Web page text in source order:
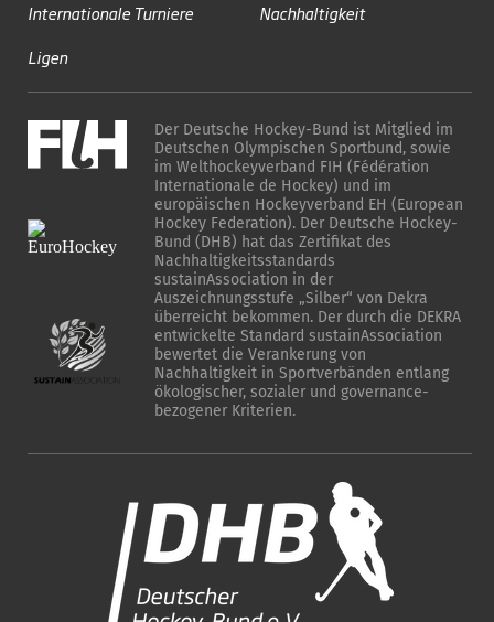
Internationale Turniere
Ligen
Nachhaltigkeit
Der Deutsche Hockey-Bund ist Mitglied im
Deutschen Olympischen Sportbund, sowie
im Welthockeyverband FIH (Fédération
Internationale de Hockey) und im
europäischen Hockeyverband EH (European
Hockey Federation). Der Deutsche Hockey-
Bund (DHB) hat das Zertifikat des
Nachhaltigkeitsstandards
sustainAssociation in der
Auszeichnungsstufe „Silber“ von Dekra
überreicht bekommen. Der durch die DEKRA
entwickelte Standard sustainAssociation
bewertet die Verankerung von
Nachhaltigkeit in Sportverbänden entlang
ökologischer, sozialer und governance-
bezogener Kriterien.